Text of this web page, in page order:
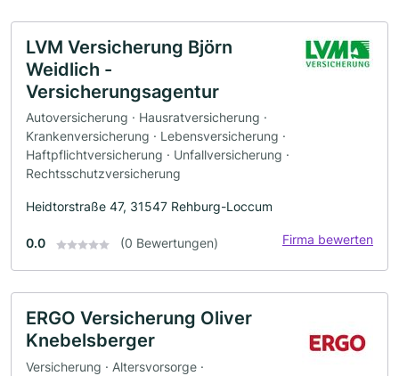
LVM Versicherung Björn
Weidlich -
Versicherungsagentur
Autoversicherung · Hausratversicherung ·
Krankenversicherung · Lebensversicherung ·
Haftpflichtversicherung · Unfallversicherung ·
Rechtsschutzversicherung
Heidtorstraße 47, 31547 Rehburg-Loccum
0.0 (0 Bewertungen) Firma bewerten
ERGO Versicherung Oliver
Knebelsberger
Versicherung · Altersvorsorge ·